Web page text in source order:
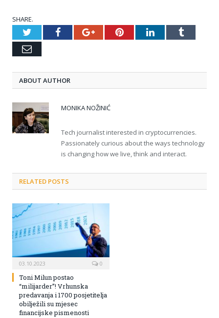
SHARE.
TwitterFacebookGoogle+PinterestLinkedInTumblr
Email
ABOUT AUTHOR
MONIKA NOŽINIĆ
Tech journalist interested in cryptocurrencies.
Passionately curious about the ways technology
is changing how we live, think and interact.
RELATED POSTS
03.10.2023 0
Toni Milun postao
“milijarder”! Vrhunska
predavanja i 1700 posjetitelja
obilježili su mjesec
financijske pismenosti